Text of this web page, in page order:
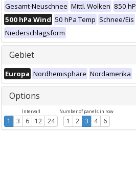
Gesamt-Neuschnee Mittl. Wolken 850
500 hPa Wind 50 hPa Temp Schnee/Eis
Niederschlagsform
Gebiet
Europa Nordhemisphäre Nordamerika
Options
Intervall
1 3 6 12 24
Number of panels in row
1 2 3 4 6